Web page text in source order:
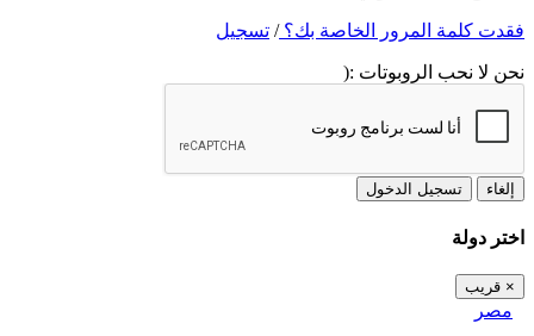
فقدت كلمة المرور الخاصة بك؟/ تسجيل
نحن لا نحب الروبوتات :(
إلغاء تسجيل الدخول
اختر دولة
× قريب
مصر